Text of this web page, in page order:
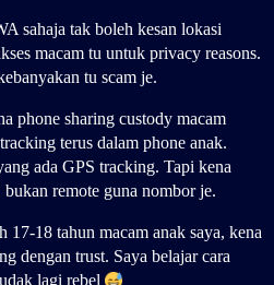
sahaja tak boleh kesan lokasi
macam tu untuk privacy reasons.
tu scam je.
phone sharing custody macam
terus dalam phone anak.
ada GPS tracking. Tapi kena
remote guna nombor je.
17-18 tahun macam anak saya, kena
dengan trust. Saya belajar cara
lagi rebel